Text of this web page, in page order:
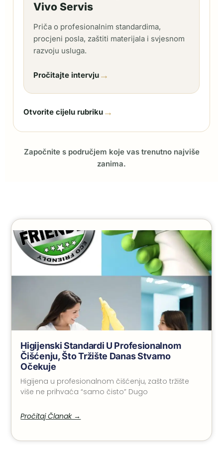
Vivo Servis
Priča o profesionalnim standardima,
procjeni posla, zaštiti materijala i svjesnom
razvoju usluga.
Pročitajte intervju →
Otvorite cijelu rubriku →
Započnite s područjem koje vas trenutno najviše
zanima.
Higijenski Standardi U Profesionalnom
Čišćenju, Što Tržište Danas Stvarno
Očekuje
Higijena u profesionalnom čišćenju, zašto tržište
više ne prihvaća “samo čisto” Dugo
Pročitaj Članak →